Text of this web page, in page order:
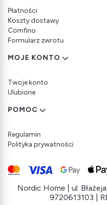
Płatności
Koszty dostawy
Comfino
Formularz zwrotu
MOJE KONTO
Twoje konto
Ulubione
POMOC
Regulamin
Polityka prywatności
Nordic Home | ul.
9720613103 |